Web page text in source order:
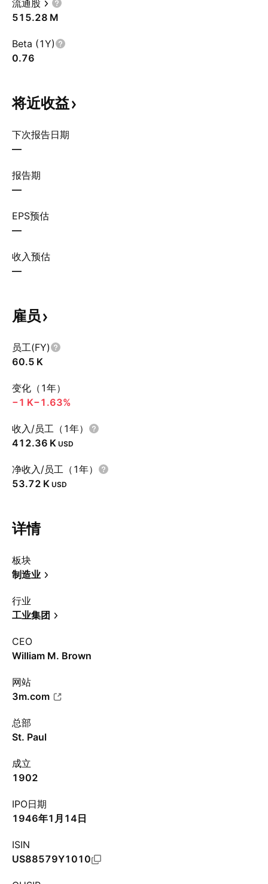
流通股
‪515.28 M‬
Beta (1Y)
0.76
将近收益
下次报告日期
—
报告期
—
EPS预估
—
收入预估
—
雇员
员工(FY)
‪60.5 K‬
变化（1年）
‪−1 K‬−1.63%
收入/员工（1年）
‪412.36 K‬ USD
净收入/员工（1年）
‪53.72 K‬ USD
详情
板块
制造业
行业
工业集团
CEO
William M. Brown
网站
3m.com
总部
St. Paul
成立
1902
IPO日期
1946年1月14日
ISIN
US88579Y1010